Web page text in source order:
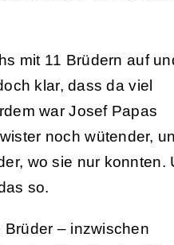
mit 11 Brüdern auf
klar, dass da viel
war Josef Papas
noch wütender,
wo sie nur konnten.
so.
– inzwischen